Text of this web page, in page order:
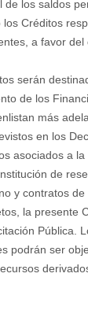
de los saldos
Créditos
a favor del
serán
de los
más
en los
asociados a
de
y contratos
la presente
Pública.
podrán ser